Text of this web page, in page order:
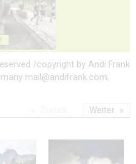
/copyright by Andi Frank
mail@andifrank.com;
Weiter